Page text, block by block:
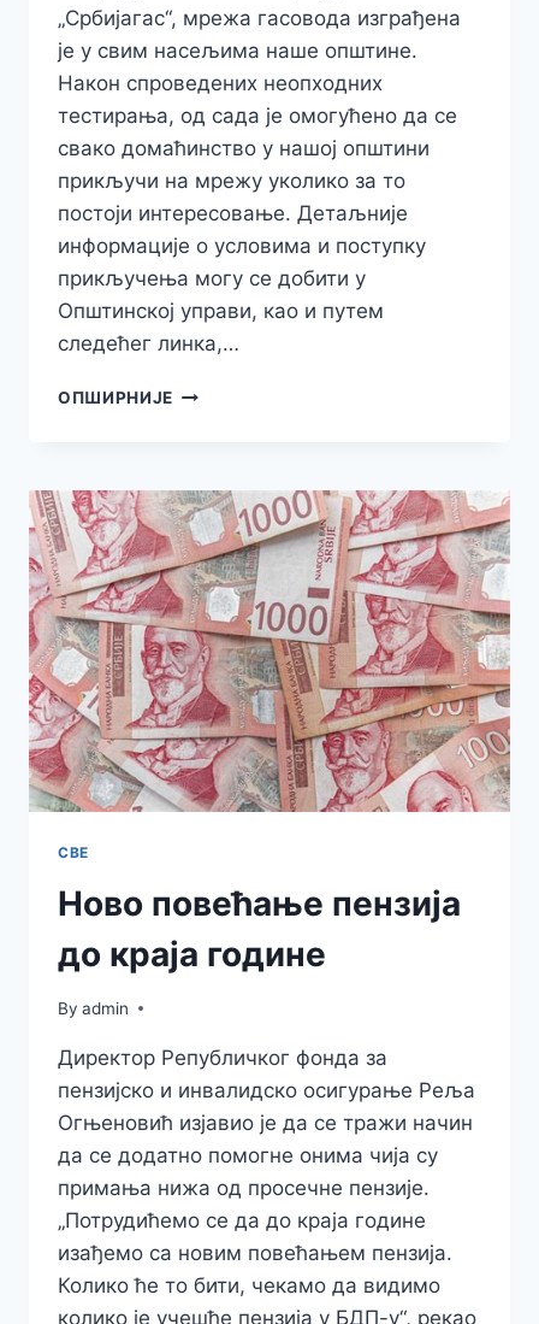
„Србијагас“, мрежа гасовода изграђена
је у свим насељима наше општине.
Након спроведених неопходних
тестирања, од сада је омогућено да се
свако домаћинство у нашој општини
прикључи на мрежу уколико за то
постоји интересовање. Детаљније
информације о условима и поступку
прикључења могу се добити у
Општинској управи, као и путем
следећег линка,…
ОПШИРНИЈЕ ПРИКЉУЧЕЊЕ
СВЕ
Ново повећање пензија
до краја године
By admin
Директор Републичког фонда за
пензијско и инвалидско осигурање Реља
Огњеновић изјавио је да се тражи начин
да се додатно помогне онима чија су
примања нижа од просечне пензије.
„Потрудићемо се да до краја године
изађемо са новим повећањем пензија.
Колико ће то бити, чекамо да видимо
колико је учешће пензија у БДП-у“, рекао